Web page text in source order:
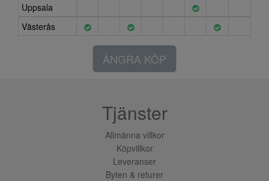
Uppsala
Västerås
ÅNGRA KÖP
Tjänster
Allmänna villkor
Köpvillkor
Leveranser
Byten & returer